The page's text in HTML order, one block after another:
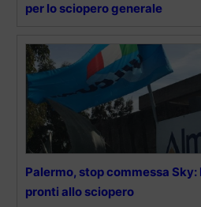
per lo sciopero generale
Palermo, stop commessa
pronti allo sciopero